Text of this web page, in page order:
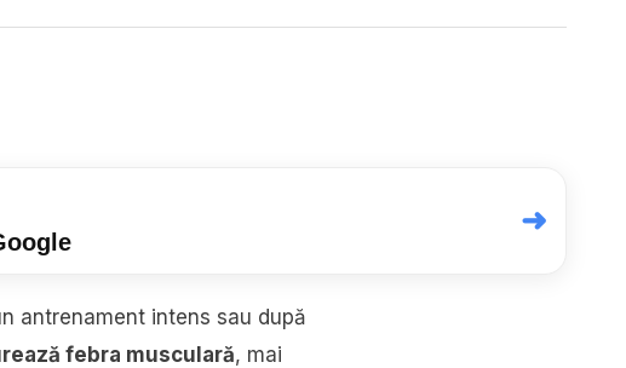
➜
antrenament intens sau după
febra musculară, mai